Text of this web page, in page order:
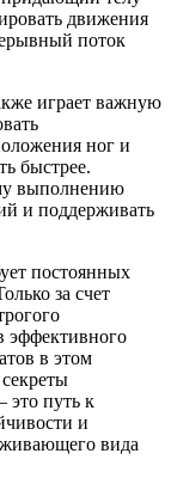
движения
поток
играет важную
ног и
быстрее.
выполнению
и поддерживать
постоянных
за счет
эффективного
в этом
это путь к
и
вида